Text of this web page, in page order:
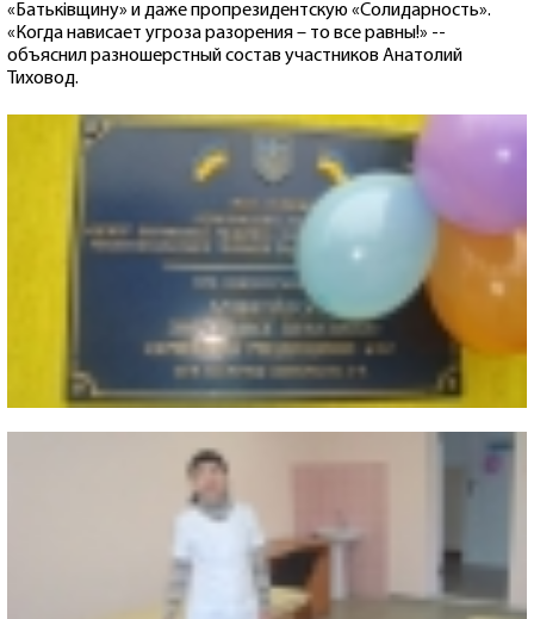
«Батьківщину» и даже пропрезидентскую «Солидарность».
«Когда нависает угроза разорения – то все равны!» --
объяснил разношерстный состав участников Анатолий
Тиховод.